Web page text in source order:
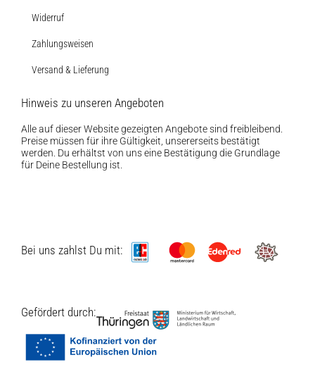
Widerruf
Zahlungsweisen
Versand & Lieferung
Hinweis zu unseren Angeboten
Alle auf dieser Website gezeigten Angebote sind freibleibend.
Preise müssen für ihre Gültigkeit, unsererseits bestätigt
werden. Du erhältst von uns eine Bestätigung die Grundlage
für Deine Bestellung ist.
Bei uns zahlst Du mit:
Gefördert durch: